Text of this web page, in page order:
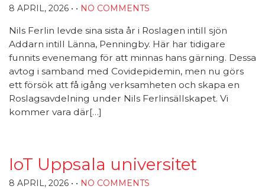
8 APRIL, 2026 • • NO COMMENTS
Nils Ferlin levde sina sista år i Roslagen intill sjön
Addarn intill Länna, Penningby. Här har tidigare
funnits evenemang för att minnas hans gärning. Dessa
avtog i samband med Covidepidemin, men nu görs
ett försök att få igång verksamheten och skapa en
Roslagsavdelning under Nils Ferlinsällskapet. Vi
kommer vara där[…]
IoT Uppsala universitet
8 APRIL, 2026 • • NO COMMENTS